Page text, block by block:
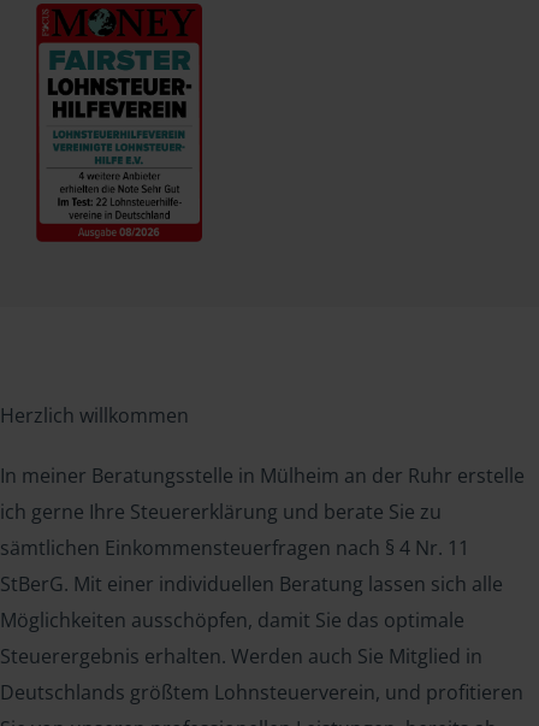
Herzlich willkommen
In meiner Beratungsstelle in Mülheim an der Ruhr erstelle
ich gerne Ihre Steuererklärung und berate Sie zu
sämtlichen Einkommensteuerfragen nach § 4 Nr. 11
StBerG. Mit einer individuellen Beratung lassen sich alle
Möglichkeiten ausschöpfen, damit Sie das optimale
Steuerergebnis erhalten. Werden auch Sie Mitglied in
Deutschlands größtem Lohnsteuerverein, und profitieren